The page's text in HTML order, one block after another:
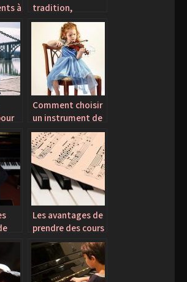
à
tradition,
l’agenda du
concert est
encore full
Comment choisir
un instrument de
musique pour son
enfant?
Les avantages de
prendre des cours
de musique ?